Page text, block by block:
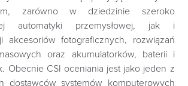
zarówno w dziedzinie szeroko
automatyki przemysłowej, jak i
akcesoriów fotograficznych, rozwiązań
oraz akumulatorków, baterii i
Obecnie CSI oceniania jest jako jeden z
dostawców systemów komputerowych